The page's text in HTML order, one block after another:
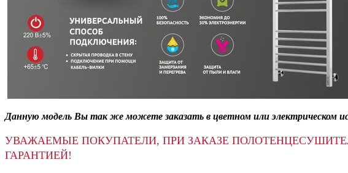
Данную модель Вы так же можете заказать в цветном или электрическом
УВАЖАЕМЫЕ ПОКУПАТЕЛИ, ПРИ ЗАКАЗЕ
ГАРАНТИЕЙ!